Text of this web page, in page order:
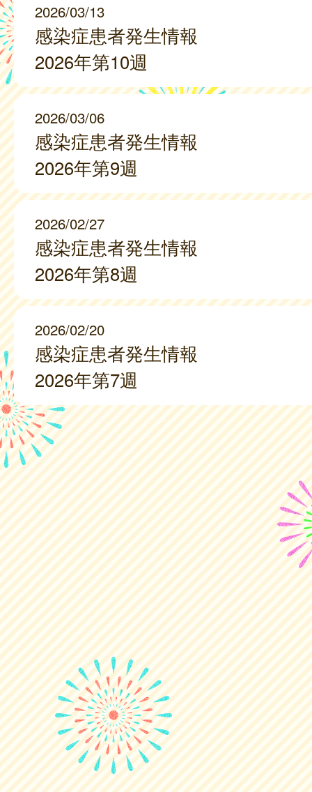
2026/03/13
感染症患者発生情報
2026年第10週
2026/03/06
感染症患者発生情報
2026年第9週
2026/02/27
感染症患者発生情報
2026年第8週
2026/02/20
感染症患者発生情報
2026年第7週